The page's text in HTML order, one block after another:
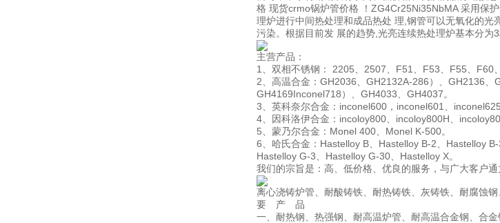
格 现货crmo锅炉管价格 ！ZG4Cr25Ni35NbMA 采用保
理炉进行中间热处理和成品热处 理,钢管可以无氧化的
污染。根据目前发 展的趋势,光亮连续热处理炉基本分为3
主营产品：
1、双相不锈钢： 2205、2507、F51、F53、F55、F60
2、高温合金：GH2036、GH2132A-286）、GH2136
GH4169Inconel718）、GH4033、GH4037。
3、英科奈尔合金：inconel600，inconel601、
4、因科洛伊合金：incoloy800、incoloy800H、
5、蒙乃尔合金：Monel 400、Monel K-500。
6、哈氏合金：Hastelloy B、Hastelloy B-2、Hastelloy
Hastelloy G-3、Hastelloy G-30、Hastelloy X。
我们的宗旨是：高、低价格、优良的服务，与广大客户
离心浇铸炉管、耐酸铸铁、耐热铸铁、灰铸铁、耐腐蚀
要 产 品
一、耐热钢、热强钢、耐高温炉管、耐高温合金钢、合